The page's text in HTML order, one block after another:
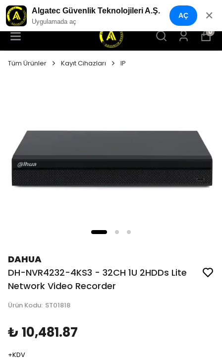
YENI NESIL GÜVENLIK GEÇIŞ SISTEMLERI
0
Tüm Ürünler Kayıt Cihazları IP
DAHUA
DH-NVR4232-4KS3 - 32CH 1U 2HDDs Lite
Network Video Recorder
Ürün Kodu: ST01818
₺ 10,481.87
+KDV
Algatec Güvenlik Teknolojileri A.Ş.
Uygulamada aç
AÇ ✕